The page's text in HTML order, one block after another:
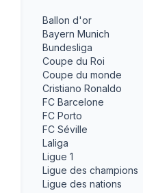
Ballon d'or
Bayern Munich
Bundesliga
Coupe du Roi
Coupe du monde
Cristiano Ronaldo
FC Barcelone
FC Porto
FC Séville
Laliga
Ligue 1
Ligue des champions
Ligue des nations